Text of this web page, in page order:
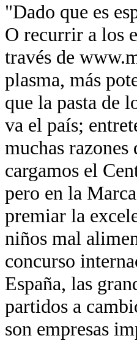
"Dado que es
O recurrir a los
través de
plasma, más
que la pasta de
va el país;
muchas
cargamos el
pero en la
premiar la
niños mal
concurso
España, las
partidos a
son empresas